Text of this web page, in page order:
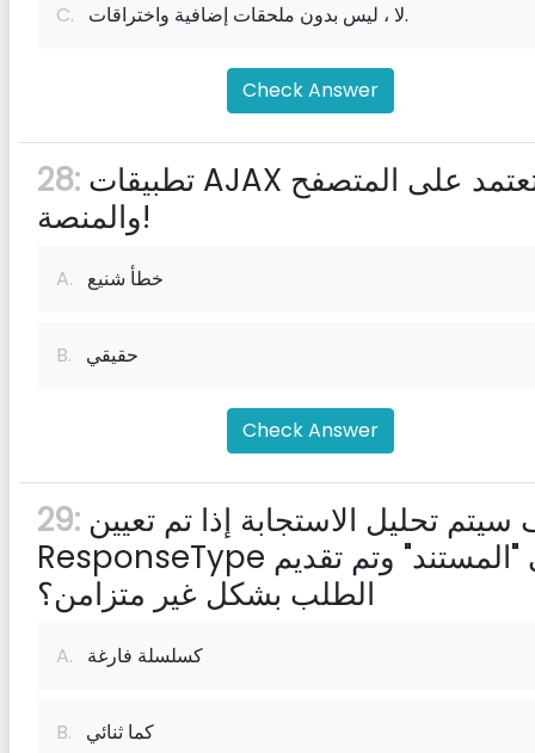
C. لا ، ليس بدون ملحقات إضافية واختراقات.
Check Answer
28:
والمنصة!
A. خطأ شنيع
B. حقيقي
Check Answer
29:
ResponseType على "المستند" وتم تقديم
الطلب بشكل غير متزامن؟
A. كسلسلة فارغة
B. كما ثنائي